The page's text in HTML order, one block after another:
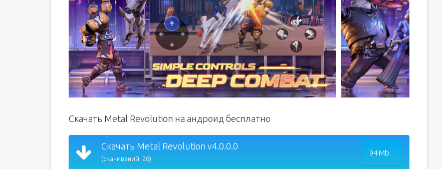
Скачать Metal Revolution на андроид бесплатно
Скачать Metal Revolution v4.0.0.0
(скачиваний: 28)
94 Mb